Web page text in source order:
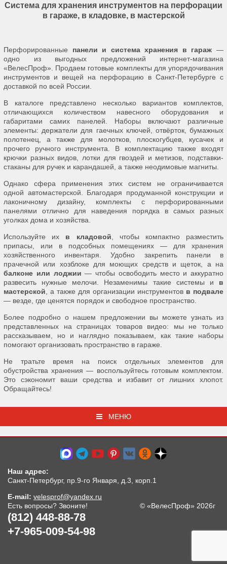
Система для хранения инструментов на перфорации
в гараже, в кладовке, в мастерской
Перфорированные панели и система хранения в гараж —
одно из выгодных предложений интернет-магазина
«ВелесПроф». Продаем готовые комплекты для упорядочивания
инструментов и вещей на перфорацию в Санкт-Петербурге с
доставкой по всей России.
В каталоге представлено несколько вариантов комплектов,
отличающихся количеством навесного оборудования и
габаритами самих панелей. Наборы включают различные
элементы: держатели для гаечных ключей, отвёрток, бумажных
полотенец, а также для молотков, плоскогубцев, кусачек и
прочего ручного инструмента. В комплектацию также входят
крючки разных видов, лотки для гвоздей и метизов, подставки-
стаканы для ручек и карандашей, а также неодимовые магниты.
Однако сфера применения этих систем не ограничивается
одной автомастерской. Благодаря продуманной конструкции и
лаконичному дизайну, комплекты с перфорированными
панелями отлично для наведения порядка в самых разных
уголках дома и хозяйства.
Используйте их в кладовой , чтобы компактно разместить
припасы, или в подсобных помещениях — для хранения
хозяйственного инвентаря. Удобно закрепить панели в
прачечной или хозблоке для моющих средств и щеток, а на
балконе или лоджии — чтобы освободить место и аккуратно
развесить нужные мелочи. Незаменимы такие системы и в
мастерской , а также для организации инструментов в подвале
— везде, где ценятся порядок и свободное пространство.
Более подробно о нашем предложении вы можете узнать из
представленных на страницах товаров видео: мы не только
рассказываем, но и наглядно показываем, как такие наборы
помогают организовать пространство в гараже.
Не тратьте время на поиск отдельных элементов для
обустройства хранения — воспользуйтесь готовым комплектом.
Это сэкономит ваши средства и избавит от лишних хлопот.
Обращайтесь!
МЕНЮ
Наш адрес:
Санкт-Петербург, пр.9-го Января, д.3, корп.1
E-mail: velesprof@yandex.ru
Есть вопросы? Звоните!
(812) 448-88-78
+7-965-009-54-98
© «ВелесПроф» 2026г